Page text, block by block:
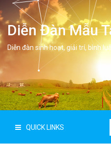
Diễn Đàn Mẫu
Diễn đàn sinh hoạt, giải trí, bình
QUICK LINKS